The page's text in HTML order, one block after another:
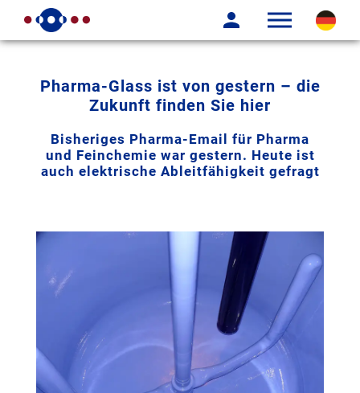
Pharma-Glass ist von gestern – die
Zukunft finden Sie hier
Bisheriges Pharma-Email für Pharma
und Feinchemie war gestern. Heute ist
auch elektrische Ableitfähigkeit gefragt